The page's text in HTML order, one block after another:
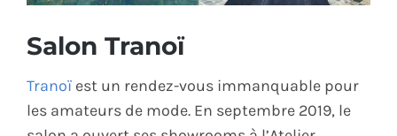
CONTACT
Salon Tranoï
Tranoï est un rendez-vous immanquable pour
les amateurs de mode. En septembre 2019, le